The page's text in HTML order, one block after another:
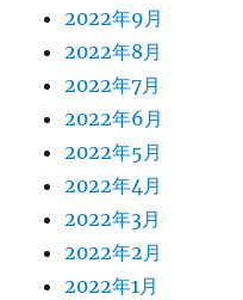
2022年9月
2022年8月
2022年7月
2022年6月
2022年5月
2022年4月
2022年3月
2022年2月
2022年1月